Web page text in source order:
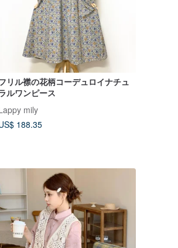
リル襟の花柄コーデュロイナチュ
ルワンピース
mily
188.35